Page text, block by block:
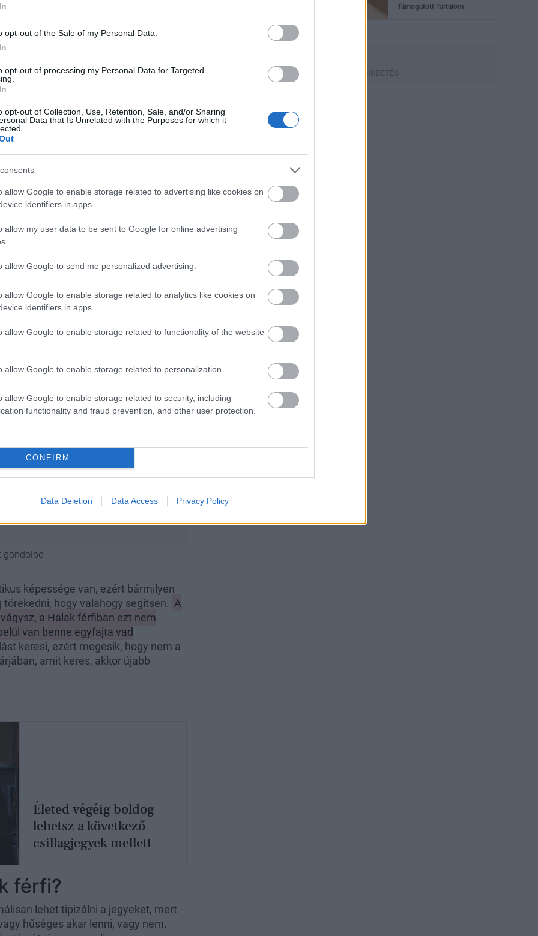
opt-out of the Sale of my Personal Data.
opt-out of processing my Personal Data for Targeted
opt-out of Collection, Use, Retention, Sale, and/or Sharing
Data that Is Unrelated with the Purposes for which it
allow Google to enable storage related to advertising like cookies on
identifiers in apps.
allow my user data to be sent to Google for online advertising
allow Google to send me personalized advertising.
allow Google to enable storage related to analytics like cookies on
identifiers in apps.
allow Google to enable storage related to functionality of the website
allow Google to enable storage related to personalization.
allow Google to enable storage related to security, including
functionality and fraud prevention, and other user protection.
CONFIRM
Data Deletion Data Access Privacy Policy
életét odaadóan és intuitív módon
a valóság elől, ezért szívesen
az őt körülvevő energiákra (ez
mellet csupa racionális
a mindennapi történésektől, szereti
racionális nő vagy, nem biztos,
gondolod
képessége van, ezért bármilyen
hogy valahogy segítsen. A
a Halak férfiban ezt nem
van benne egyfajta vad
keresi, ezért megesik, hogy nem a
amit keres, akkor újabb
Életed végéig boldog
lehetsz a következő
csillagjegyek mellett
férfi?
lehet tipizálni a jegyeket, mert
hűséges akar lenni, vagy nem.
Támogatott Tartalom